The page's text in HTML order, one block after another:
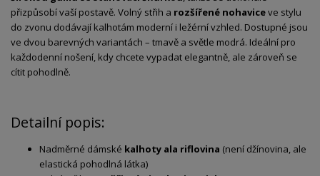
přizpůsobí vaší postavě. Volný střih a rozšířené nohaviceve stylu
do zvonu dodávají kalhotám moderní i ležérní vzhled. Dostupné jsou
ve dvou barevných variantách – tmavě a světle modrá. Ideální pro
každodenní nošení, kdy chcete vypadat elegantně, ale zároveň se
cítit pohodlně.
Detailní popis:
Nadměrné dámské kalhoty ala riflovina (není džínovina, ale
elastická pohodlná látka)